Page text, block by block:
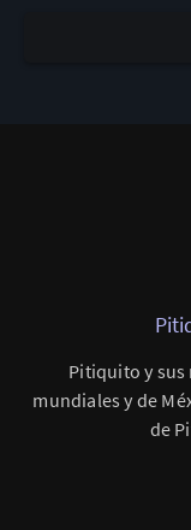
Pitiquito y sus
mundiales y de
de